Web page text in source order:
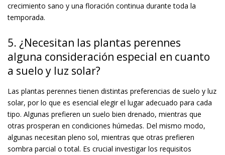
crecimiento sano y una floración continua durante toda la
temporada.
5. ¿Necesitan las plantas perennes
alguna consideración especial en cuanto
a suelo y luz solar?
Las plantas perennes tienen distintas preferencias de suelo y luz
solar, por lo que es esencial elegir el lugar adecuado para cada
tipo. Algunas prefieren un suelo bien drenado, mientras que
otras prosperan en condiciones húmedas. Del mismo modo,
algunas necesitan pleno sol, mientras que otras prefieren
sombra parcial o total. Es crucial investigar los requisitos